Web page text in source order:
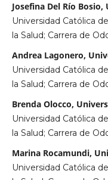
Josefina Del Río
Universidad Católica
la Salud; Carrera de
Andrea Lagonero,
Universidad Católica
la Salud; Carrera de
Brenda Olocco,
Universidad Católica
la Salud; Carrera de
Marina Rocamundi,
Universidad Católica